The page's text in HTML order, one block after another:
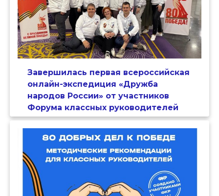
Завершилась первая всероссийская
онлайн-экспедиция «Дружба
народов России» от участников
Форума классных руководителей